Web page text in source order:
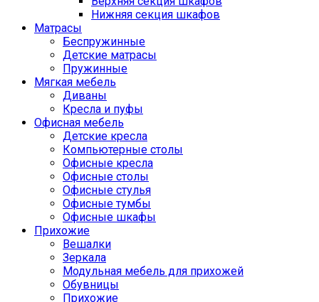
Нижняя секция шкафов
Матрасы
Беспружинные
Детские матрасы
Пружинные
Мягкая мебель
Диваны
Кресла и пуфы
Офисная мебель
Детские кресла
Компьютерные столы
Офисные кресла
Офисные столы
Офисные стулья
Офисные тумбы
Офисные шкафы
Прихожие
Вешалки
Зеркала
Модульная мебель для прихожей
Обувницы
Прихожие